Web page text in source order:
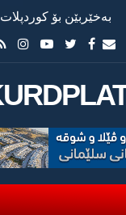
بەخێربێن بۆ کوردپلات